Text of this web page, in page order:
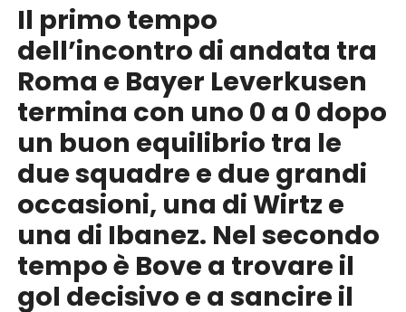
Il primo tempo
dell’incontro di andata tra
Roma e Bayer Leverkusen
termina con uno 0 a 0 dopo
un buon equilibrio tra le
due squadre e due grandi
occasioni, una di Wirtz e
una di Ibanez. Nel secondo
tempo è Bove a trovare il
gol decisivo e a sancire il